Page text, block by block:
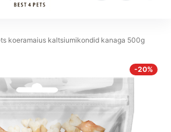
koeramaius kaltsiumikondid kanaga 500g
-20%